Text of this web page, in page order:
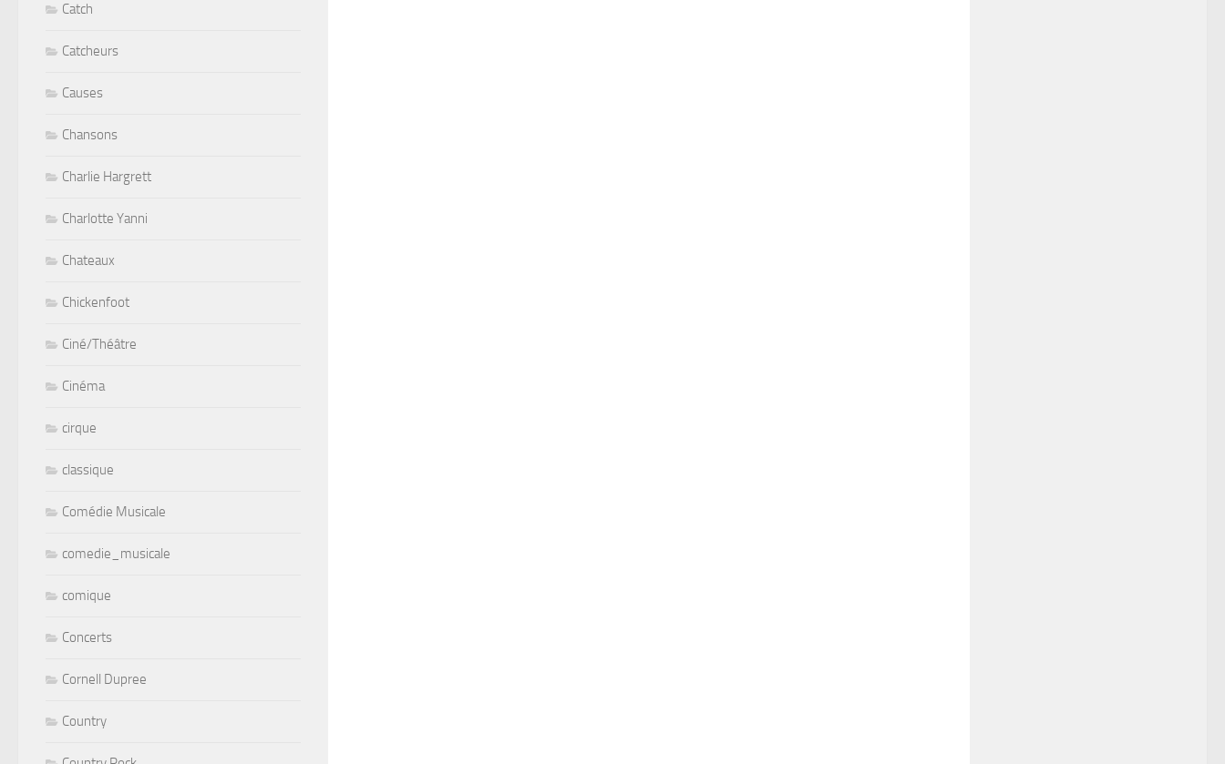
Catch
Catcheurs
Causes
Chansons
Charlie Hargrett
Charlotte Yanni
Chateaux
Chickenfoot
Ciné/Théâtre
Cinéma
cirque
classique
Comédie Musicale
comedie_musicale
comique
Concerts
Cornell Dupree
Country